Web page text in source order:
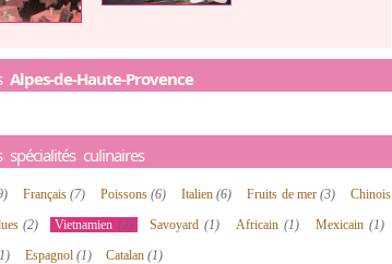
Alpes-de-Haute-Provence
culinaires
Français(7) Poissons(6) Italien(6) Fruits de mer(3)
Chinois
(2) Vietnamien(2) Savoyard (1) Africain (1) Mexicain (1)
Espagnol (1) Catalan (1)